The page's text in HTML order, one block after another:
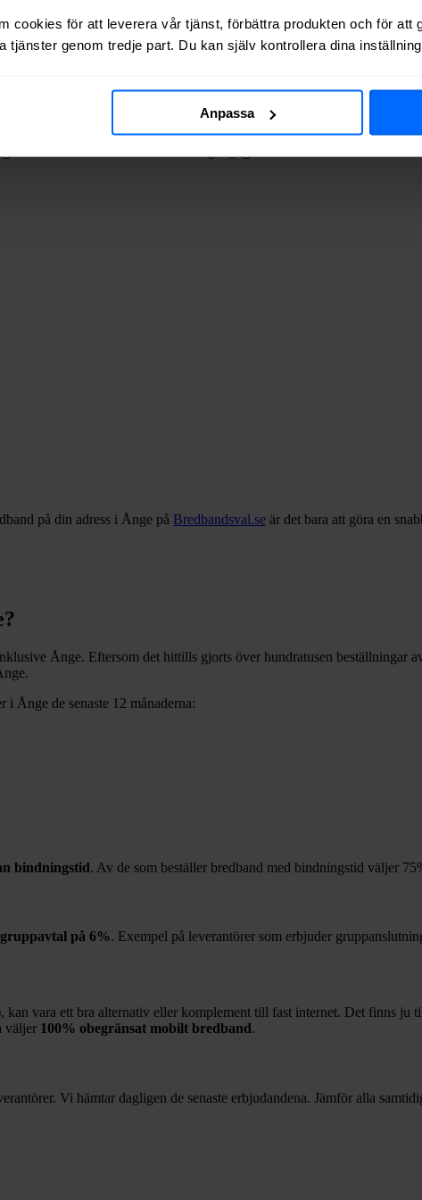
cookies för att leverera vår tjänst, förbättra produkten och för att
tjänster genom tredje part. Du kan själv kontrollera dina
Anpassa
via kabel-TV (via koaxialkabel) i
av adresserna vi testat finns de tillgängliga? Tabellen nedan visar hur
på din adress i Ånge på Bredbandsval.se är det bara att göra en
?
Ånge. Eftersom det hittills gjorts över hundratusen beställningar
.
i Ånge de senaste 12 månaderna:
bindningstid. Av de som beställer bredband med bindningstid väljer
på 6%. Exempel på leverantörer som erbjuder
vara ett bra alternativ eller komplement till fast internet. Det finns ju
väljer 100% obegränsat mobilt bredband.
Vi hämtar dagligen de senaste erbjudandena. Jämför alla